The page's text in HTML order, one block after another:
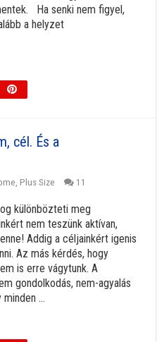
Ha senki nem figyel,
a helyzet
cél. És a
, Plus Size 11
különbözteti meg
nem teszünk aktívan,
Addig a céljainkért igenis
Az más kérdés, hogy
is erre vágytunk. A
gondolkodás, nem-agyalás
...